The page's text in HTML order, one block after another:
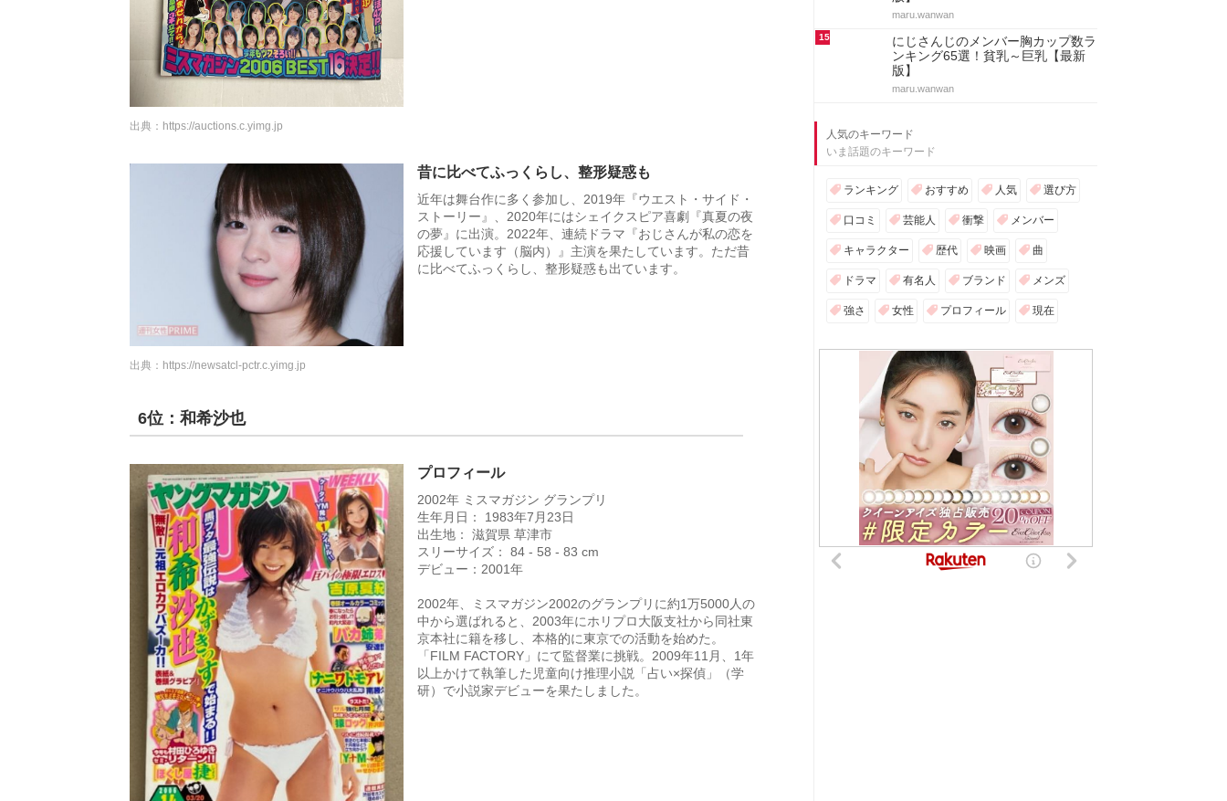
出典： https://auctions.c.yimg.jp
昔に比べてふっくらし、整形疑惑も
近年は舞台作に多く参加し、2019年『ウエスト・サイド・
ストーリー』、2020年にはシェイクスピア喜劇『真夏の夜
の夢』に出演。2022年、連続ドラマ『おじさんが私の恋を
応援しています（脳内）』主演を果たしています。ただ昔
に比べてふっくらし、整形疑惑も出ています。
出典： https://newsatcl-pctr.c.yimg.jp
6位：和希沙也
プロフィール
2002年 ミスマガジン グランプリ
生年月日： 1983年7月23日
出生地： 滋賀県 草津市
スリーサイズ： 84 - 58 - 83 cm
デビュー：2001年
2002年、ミスマガジン2002のグランプリに約1万5000人の
中から選ばれると、2003年にホリプロ大阪支社から同社東
京本社に籍を移し、本格的に東京での活動を始めた。
「FILM FACTORY」にて監督業に挑戦。2009年11月、1年
以上かけて執筆した児童向け推理小説「占い×探偵」（学
研）で小説家デビューを果たしました。
maru.wanwan
15
にじさんじのメンバー胸カップ数ラ
ンキング65選！貧乳～巨乳【最新
版】
maru.wanwan
人気のキーワード
いま話題のキーワード
ランキング おすすめ 人気 選び方
口コミ 芸能人 衝撃 メンバー
キャラクター 歴代 映画 曲
ドラマ 有名人 ブランド メンズ
強さ 女性 プロフィール 現在